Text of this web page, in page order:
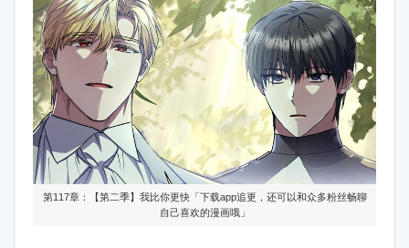
第117章：【第二季】我比你更快「下载app追更，还可以和众多粉丝畅聊
自己喜欢的漫画哦」